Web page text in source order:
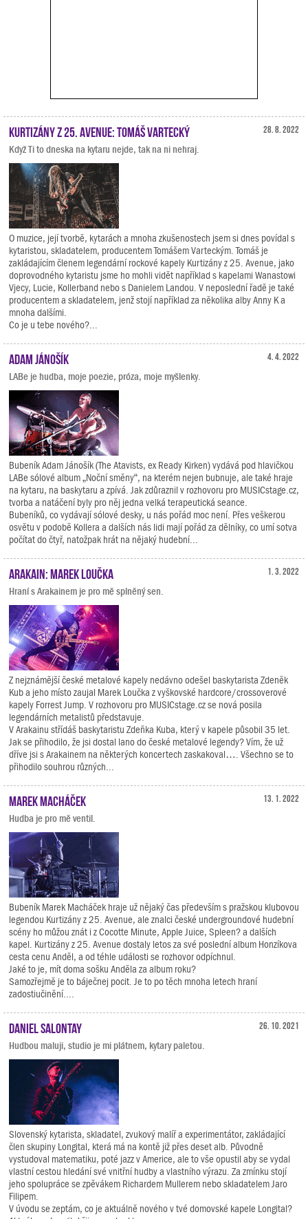
28. 8. 2022
Kurtizány z 25. Avenue: Tomáš Vartecký
Když Ti to dneska na kytaru nejde, tak na ni nehraj.
O muzice, její tvorbě, kytarách a mnoha zkušenostech jsem si dnes povídal s
kytaristou, skladatelem, producentem Tomášem Varteckým. Tomáš je
zakládajícím členem legendární rockové kapely Kurtizány z 25. Avenue, jako
doprovodného kytaristu jsme ho mohli vidět například s kapelami Wanastowi
Vjecy, Lucie, Kollerband nebo s Danielem Landou. V neposlední řadě je také
producentem a skladatelem, jenž stojí například za několika alby Anny K a
mnoha dalšími.
Co je u tebe nového?...
4. 4. 2022
Adam Jánošík
LABe je hudba, moje poezie, próza, moje myšlenky.
Bubeník Adam Jánošík (The Atavists, ex Ready Kirken) vydává pod hlavičkou
LABe sólové album „Noční směny“, na kterém nejen bubnuje, ale také hraje
na kytaru, na baskytaru a zpívá. Jak zdůraznil v rozhovoru pro MUSICstage.cz,
tvorba a natáčení byly pro něj jedna velká terapeutická seance.
Bubeníků, co vydávají sólové desky, u nás pořád moc není. Přes veškerou
osvětu v podobě Kollera a dalších nás lidi mají pořád za dělníky, co umí sotva
počítat do čtyř, natožpak hrát na nějaký hudební...
1. 3. 2022
Arakain: Marek Loučka
Hraní s Arakainem je pro mě splněný sen.
Z nejznámější české metalové kapely nedávno odešel baskytarista Zdeněk
Kub a jeho místo zaujal Marek Loučka z vyškovské hardcore/crossoverové
kapely Forrest Jump. V rozhovoru pro MUSICstage.cz se nová posila
legendárních metalistů představuje.
V Arakainu střídáš baskytaristu Zdeňka Kuba, který v kapele působil 35 let.
Jak se přihodilo, že jsi dostal lano do české metalové legendy? Vím, že už
dříve jsi s Arakainem na některých koncertech zaskakoval…. Všechno se to
přihodilo souhrou různých...
13. 1. 2022
Marek Macháček
Hudba je pro mě ventil.
Bubeník Marek Macháček hraje už nějaký čas především s pražskou klubovou
legendou Kurtizány z 25. Avenue, ale znalci české undergroundové hudební
scény ho můžou znát i z Cocotte Minute, Apple Juice, Spleen? a dalších
kapel. Kurtizány z 25. Avenue dostaly letos za své poslední album Honzíkova
cesta cenu Anděl, a od téhle události se rozhovor odpíchnul.
Jaké to je, mít doma sošku Anděla za album roku?
Samozřejmě je to báječnej pocit. Je to po těch mnoha letech hraní
zadostiučinění....
26. 10. 2021
Daniel Salontay
Hudbou maluji, studio je mi plátnem, kytary paletou.
Slovenský kytarista, skladatel, zvukový malíř a experimentátor, zakládající
člen skupiny Longital, která má na kontě již přes deset alb. Původně
vystudoval matematiku, poté jazz v Americe, ale to vše opustil aby se vydal
vlastní cestou hledání své vnitřní hudby a vlastního výrazu. Za zmínku stojí
jeho spolupráce se zpěvákem Richardem Mullerem nebo skladatelem Jaro
Filipem.
V úvodu se zeptám, co je aktuálně nového v tvé domovské kapele Longital?